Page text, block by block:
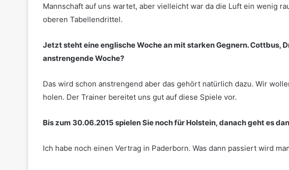
Mannschaft auf uns wartet, aber vielleicht war da die Luft ein wenig
oberen Tabellendrittel.
Jetzt steht eine englische Woche an mit starken Gegnern. Cottbus,
anstrengende Woche?
Das wird schon anstrengend aber das gehört natürlich dazu. Wir
holen. Der Trainer bereitet uns gut auf diese Spiele vor.
Bis zum 30.06.2015 spielen Sie noch für Holstein, danach geht es
Ich habe noch einen Vertrag in Paderborn. Was dann passiert wird